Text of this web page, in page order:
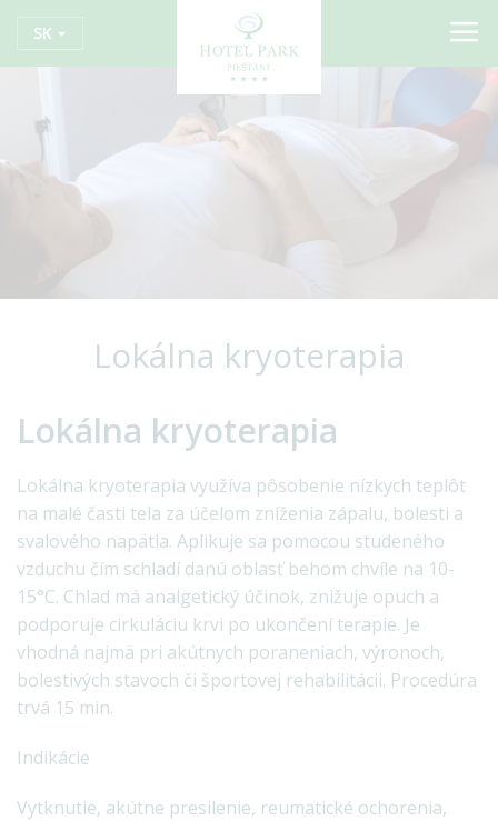
SK
Lokálna kryoterapia
Lokálna kryoterapia
Lokálna kryoterapia využíva pôsobenie nízkych teplôt
na malé časti tela za účelom zníženia zápalu, bolesti a
svalového napätia. Aplikuje sa pomocou studeného
vzduchu čím schladí danú oblasť behom chvíle na 10-
15°C. Chlad má analgetický účinok, znižuje opuch a
podporuje cirkuláciu krvi po ukončení terapie. Je
vhodná najmä pri akútnych poraneniach, výronoch,
bolestivých stavoch či športovej rehabilitácii. Procedúra
trvá 15 min.
Indikácie
Vytknutie, akútne presilenie, reumatické ochorenia,